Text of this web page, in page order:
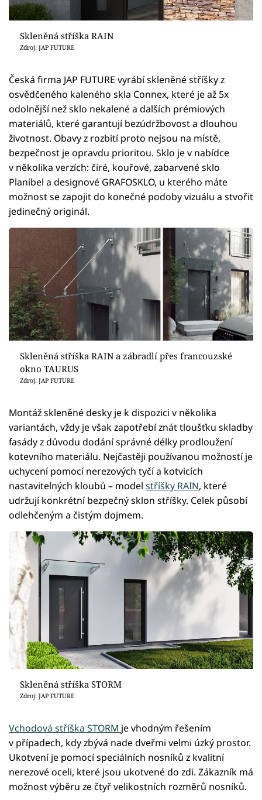
Skleněná stříška RAIN
Zdroj: JAP FUTURE
Česká firma JAP FUTURE vyrábí skleněné stříšky z
osvědčeného kaleného skla Connex, které je až 5x
odolnější než sklo nekalené a dalších prémiových
materiálů, které garantují bezúdržbovost a dlouhou
životnost. Obavy z rozbití proto nejsou na místě,
bezpečnost je opravdu prioritou. Sklo je v nabídce
v několika verzích: čiré, kouřové, zabarvené sklo
Planibel a designové GRAFOSKLO, u kterého máte
možnost se zapojit do konečné podoby vizuálu a stvořit
jedinečný originál.
Skleněná stříška RAIN a zábradlí přes francouzské
okno TAURUS
Zdroj: JAP FUTURE
Montáž skleněné desky je k dispozici v několika
variantách, vždy je však zapotřebí znát tloušťku skladby
fasády z důvodu dodání správné délky prodloužení
kotevního materiálu. Nejčastěji používanou možností je
uchycení pomocí nerezových tyčí a kotvicích
nastavitelných kloubů – model stříšky RAIN, které
udržují konkrétní bezpečný sklon stříšky. Celek působí
odlehčeným a čistým dojmem.
Skleněná stříška STORM
Zdroj: JAP FUTURE
Vchodová stříška STORM je vhodným řešením
v případech, kdy zbývá nade dveřmi velmi úzký prostor.
Ukotvení je pomocí speciálních nosníků z kvalitní
nerezové oceli, které jsou ukotvené do zdi. Zákazník má
možnost výběru ze čtyř velikostních rozměrů nosníků.